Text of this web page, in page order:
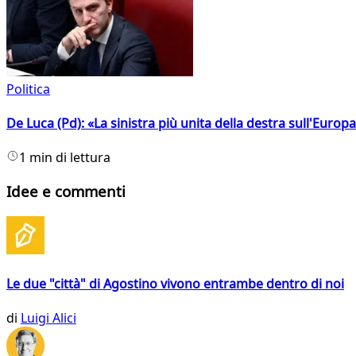
Politica
De Luca (Pd): «La sinistra più unita della destra
1 min di lettura
Idee e commenti
Le due "città" di Agostino vivono entrambe dentro di noi
di Luigi Alici